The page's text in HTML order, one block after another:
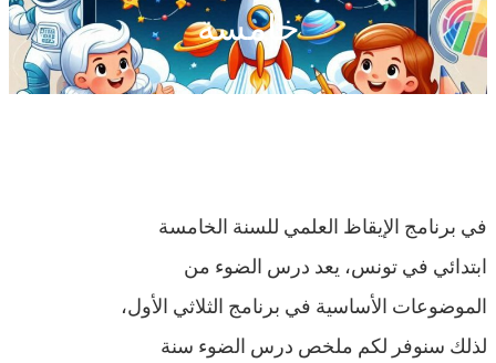
خامسة
في برنامج الإيقاظ العلمي للسنة الخامسة
ابتدائي في تونس، يعد درس الضوء من
الموضوعات الأساسية في برنامج الثلاثي الأول،
لذلك سنوفر لكم ملخص درس الضوء سنة